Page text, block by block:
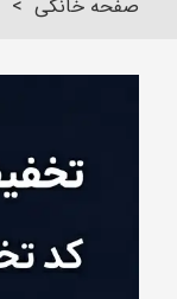
صفحه خانگی >